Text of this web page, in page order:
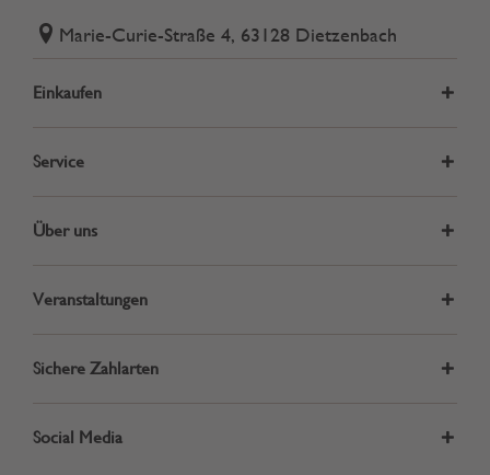
Marie-Curie-Straße 4, 63128 Dietzenbach
Einkaufen
Service
Über uns
Veranstaltungen
Sichere Zahlarten
Social Media